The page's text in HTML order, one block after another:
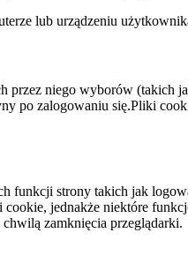
lub urządzeniu
przez niego wyborów (takich
po zalogowaniu się.Pliki
funkcji strony takich jak
jednakże niektóre
zamknięcia przeglądarki.